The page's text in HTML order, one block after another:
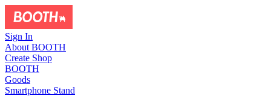
Sign In
About BOOTH
Create Shop
BOOTH
Goods
Smartphone Stand